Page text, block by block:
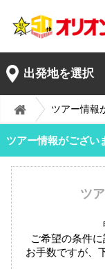
出発地を選択
ツアー情報
ツアー情報がござい
ツ
ご希望の条件
お手数ですが、